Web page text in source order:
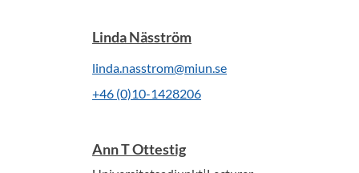
Linda Näsström
linda.nasstrom@miun.se
+46 (0)10-1428206
Ann T Ottestig